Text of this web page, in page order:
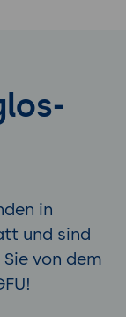
in
und sind
von dem